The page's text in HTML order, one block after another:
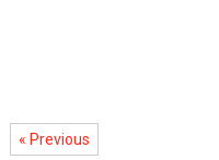
« Previous